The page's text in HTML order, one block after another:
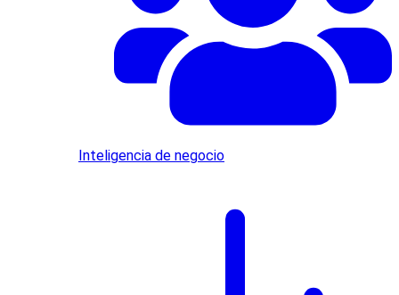
Inteligencia de negocio